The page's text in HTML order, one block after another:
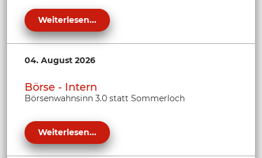
Weiterlesen...
04. August 2026
Börse - Intern
Börsenwahnsinn 3.0 statt Sommerloch
Weiterlesen...